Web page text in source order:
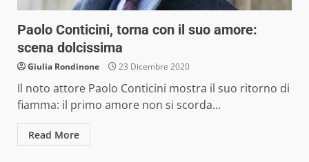
Paolo Conticini, torna con il suo amore:
scena dolcissima
Giulia Rondinone 23 Dicembre 2020
Il noto attore Paolo Conticini mostra il suo ritorno di
fiamma: il primo amore non si scorda...
Read More